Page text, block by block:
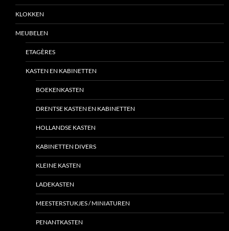
KLOKKEN
MEUBELEN
ETAGÈRES
KASTEN EN KABINETTEN
BOEKENKASTEN
DRENTSE KASTEN EN KABINETTEN
HOLLANDSE KASTEN
KABINETTEN DIVERS
KLEINE KASTEN
LADEKASTEN
MEESTERSTUKJES / MINIATUREN
PENANTKASTEN